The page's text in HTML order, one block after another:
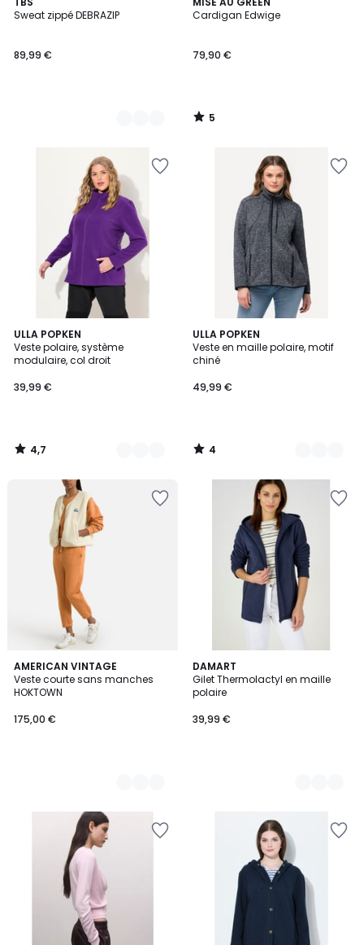
Sweat zippé DEBRAZIP
89,99 €
3
Couleurs
Cardigan Edwige
79,90 €
/
5
/
ULLA POPKEN
Veste polaire, système
modulaire, col droit
39,99 €
4,7
/ 5
8
Couleurs
4,7
/
ULLA POPKEN
Veste en maille polaire, motif
chiné
49,99 €
4
/
5
5
Couleurs
4
/
AMERICAN VINTAGE
Veste courte sans manches
HOKTOWN
175,00 €
8
Couleurs
DAMART
Gilet Thermolactyl en maille
polaire
39,99 €
2
Couleurs